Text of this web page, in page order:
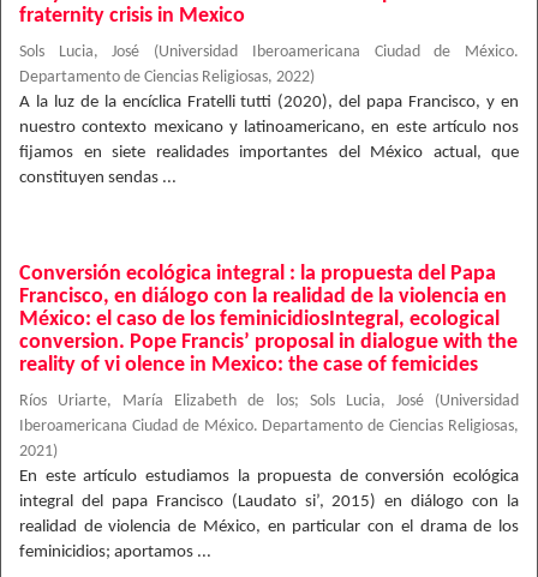
fraternity crisis in Mexico
Sols Lucia, José (Universidad Iberoamericana Ciudad de México.
Departamento de Ciencias Religiosas, 2022)
A la luz de la encíclica Fratelli tutti (2020), del papa Francisco, y en
nuestro contexto mexicano y latinoamericano, en este artículo nos
fijamos en siete realidades importantes del México actual, que
constituyen sendas ...
Conversión ecológica integral : la propuesta del Papa
Francisco, en diálogo con la realidad de la violencia en
México: el caso de los feminicidiosIntegral, ecological
conversion. Pope Francis’ proposal in dialogue with the
reality of vi olence in Mexico: the case of femicides
Ríos Uriarte, María Elizabeth de los; Sols Lucia, José (Universidad
Iberoamericana Ciudad de México. Departamento de Ciencias Religiosas,
2021)
En este artículo estudiamos la propuesta de conversión ecológica
integral del papa Francisco (Laudato si’, 2015) en diálogo con la
realidad de violencia de México, en particular con el drama de los
feminicidios; aportamos ...